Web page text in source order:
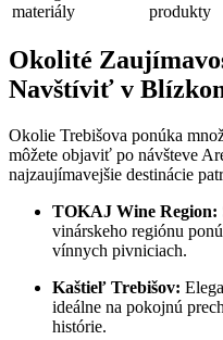
‌materiály
produkty
Okolité
Navštíviť v
Okolie Trebišova ponúka
môžete objaviť po návšteve
najzaujímavejšie ⁤destinácie
TOKAJ Wine Region:
vinárskeho regiónu
vínnych ⁢pivniciach.
Kaštieľ Trebišov:
ideálne ⁤na pokojnú
histórie.